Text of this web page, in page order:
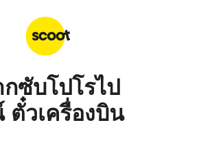
ซับโปโรไป
ตั๋วเครื่องบิน